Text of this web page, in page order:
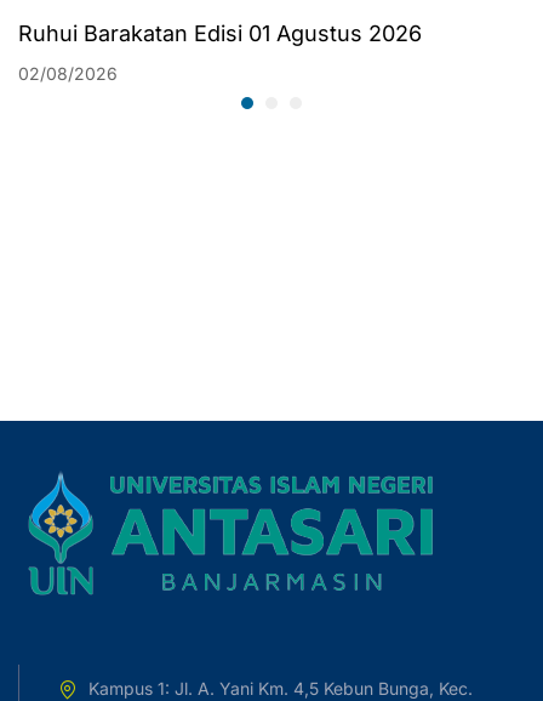
Ruhui Barakatan Edisi 01 Agustus 2026
02/08/2026
Kampus 1: Jl. A. Yani Km. 4,5 Kebun Bunga, Kec.